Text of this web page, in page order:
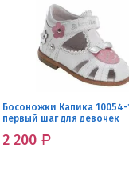
Босоножки Капика 10054-
первый шаг для девочек
2 200 Р